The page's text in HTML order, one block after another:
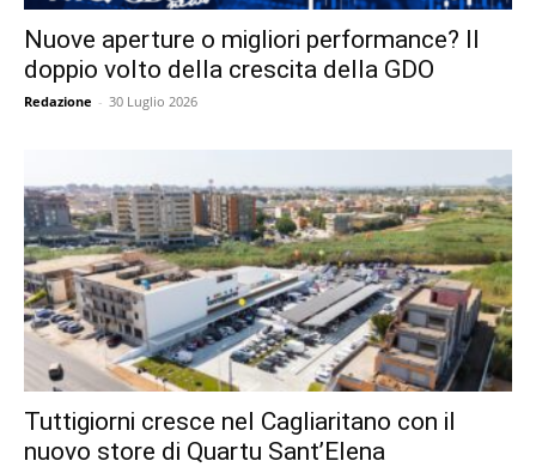
Nuove aperture o migliori performance? Il
doppio volto della crescita della GDO
Redazione - 30 Luglio 2026
Tuttigiorni cresce nel Cagliaritano con il
nuovo store di Quartu Sant’Elena